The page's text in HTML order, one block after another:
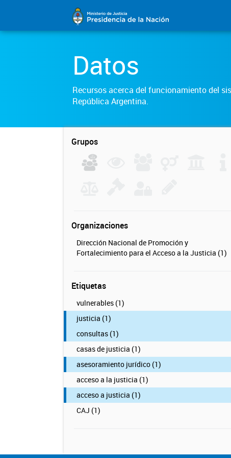
Datos
Recursos acerca del funcionamiento del
República Argentina.
Grupos
Organizaciones
Dirección Nacional de Promoción y
Fortalecimiento para el Acceso a la Justicia (1)
Etiquetas
vulnerables (1)
justicia (1)
consultas (1)
casas de justicia (1)
asesoramiento jurídico (1)
acceso a la justicia (1)
acceso a justicia (1)
CAJ (1)